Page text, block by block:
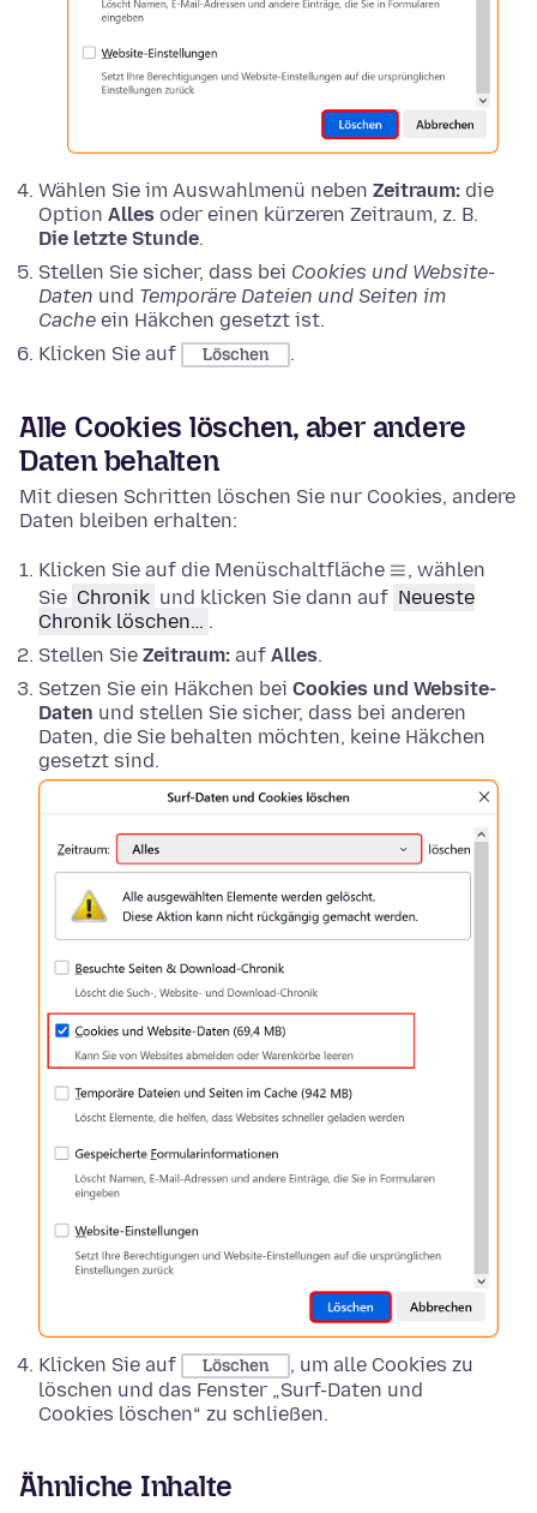
Wählen Sie im Auswahlmenü neben Zeitraum: die
Option Alles oder einen kürzeren Zeitraum, z. B.
Die letzte Stunde.
Stellen Sie sicher, dass bei Cookies und Website-
Daten und Temporäre Dateien und Seiten im
Cache ein Häkchen gesetzt ist.
Klicken Sie auf
Löschen .
Alle Cookies löschen, aber andere
Daten behalten
Mit diesen Schritten löschen Sie nur Cookies, andere
Daten bleiben erhalten:
Klicken Sie auf die Menüschaltfläche
, wählen
Sie Chronik und klicken Sie dann auf Neueste
Chronik löschen… .
Stellen Sie Zeitraum: auf Alles.
Setzen Sie ein Häkchen bei Cookies und Website-
Daten und stellen Sie sicher, dass bei anderen
Daten, die Sie behalten möchten, keine Häkchen
gesetzt sind.
Klicken Sie auf Löschen
, um alle Cookies zu
löschen und das Fenster „Surf-Daten und
Cookies löschen“ zu schließen.
Ähnliche Inhalte